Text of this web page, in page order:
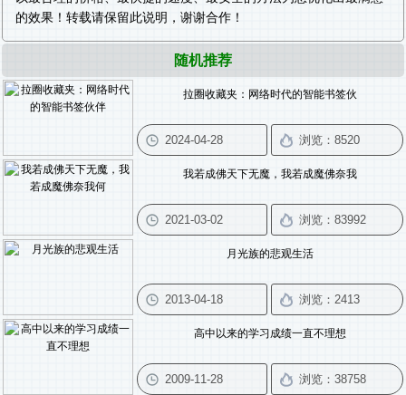
的效果！转载请保留此说明，谢谢合作！
随机推荐
拉圈收藏夹：网络时代的智能书签伙
我若成佛天下无魔，我若成魔佛奈我
月光族的悲观生活
高中以来的学习成绩一直不理想